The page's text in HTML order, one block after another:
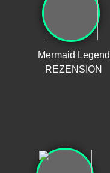
Mermaid Legend
REZENSION